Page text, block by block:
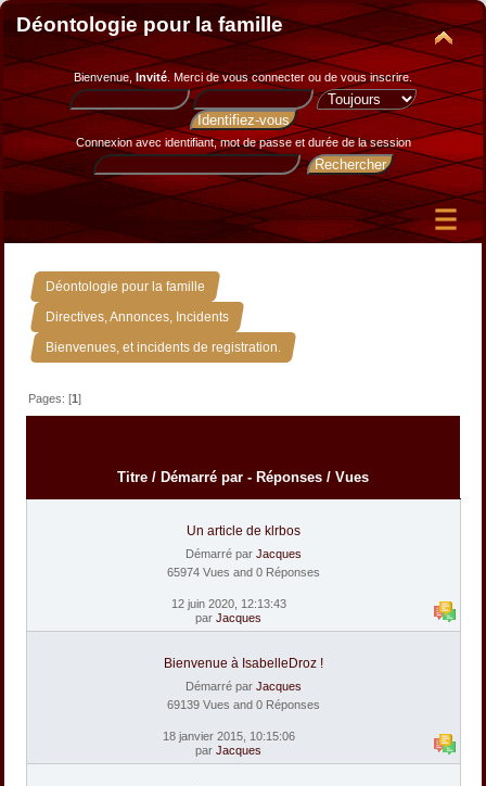
Déontologie pour la famille
Bienvenue, Invité. Merci devous connecter ou de vous inscrire.
Connexion avec identifiant, mot de passe et durée de la session
Déontologie pour la famille »
Directives, Annonces, Incidents »
Bienvenues, et incidents de registration.
Pages: [1]
Titre / Démarré par - Réponses / Vues
Un article de klrbos
Démarré par Jacques
65974 Vues and 0 Réponses
12 juin 2020, 12:13:43
par Jacques
Bienvenue à IsabelleDroz !
Démarré par Jacques
69139 Vues and 0 Réponses
18 janvier 2015, 10:15:06
par Jacques